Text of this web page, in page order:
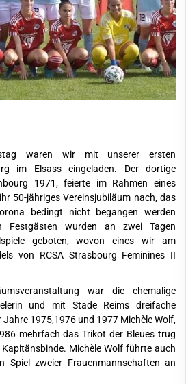
waren wir mit unserer ersten
im Elsass eingeladen. Der dortige
1971, feierte im Rahmen eines
50-jähriges Vereinsjubiläum nach, das
bedingt nicht begangen werden
Festgästen wurden an zwei Tagen
geboten, wovon eines wir am
von RCSA Strasbourg Feminines II
war die ehemalige
und mit Stade Reims dreifache
1975,1976 und 1977 Michèle Wolf,
mehrfach das Trikot der Bleues trug
Michèle Wolf führte auch
Spiel zweier Frauenmannschaften an